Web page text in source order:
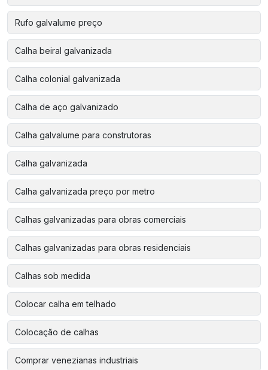
Rufo galvalume preço
Calha beiral galvanizada
Calha colonial galvanizada
Calha de aço galvanizado
Calha galvalume para construtoras
Calha galvanizada
Calha galvanizada preço por metro
Calhas galvanizadas para obras comerciais
Calhas galvanizadas para obras residenciais
Calhas sob medida
Colocar calha em telhado
Colocação de calhas
Comprar venezianas industriais